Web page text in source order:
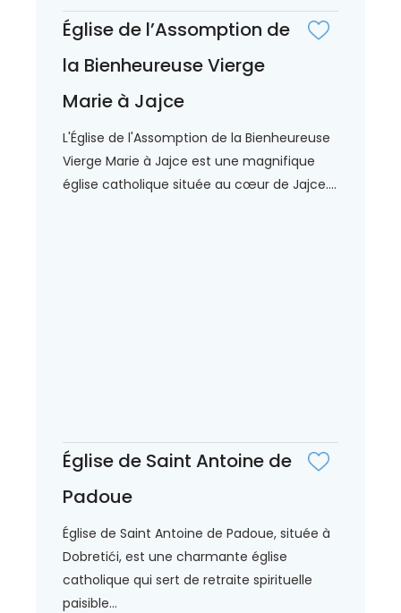
Église de l’Assomption de
la Bienheureuse Vierge
Marie à Jajce
L'Église de l'Assomption de la Bienheureuse
Vierge Marie à Jajce est une magnifique
église catholique située au cœur de Jajce....
Église de Saint Antoine de
Padoue
Église de Saint Antoine de Padoue, située à
Dobretići, est une charmante église
catholique qui sert de retraite spirituelle
paisible...